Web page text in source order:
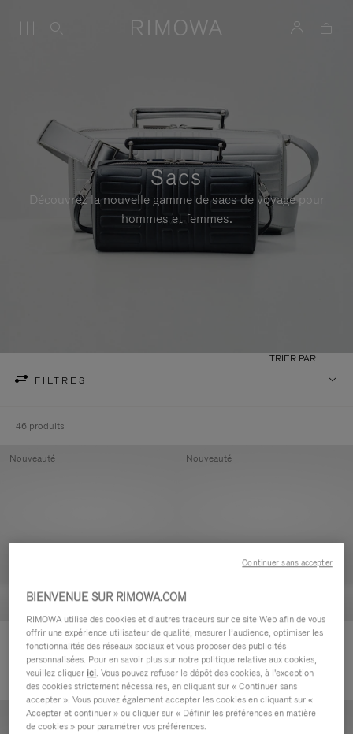
Sacs
Découvrez la nouvelle gamme de sacs de voyage pour
hommes et femmes.
FILTRES
TRIER PAR
46 produits
Groove - Cuir Pochette zippée
420,00 €
Nouveauté
Groove - Cuir Pochette zippée
420,00 €
Nouveauté
Nouveauté
BIENVENUE SUR RIMOWA.COM
RIMOWA utilise des cookies et d’autres traceurs sur ce site Web afin de vous
offrir une expérience utilisateur de qualité, mesurer l’audience, optimiser les
fonctionnalités des réseaux sociaux et vous proposer des publicités
personnalisées. Pour en savoir plus sur notre politique relative aux cookies,
veuillez cliquer ici. Vous pouvez refuser le dépôt des cookies, à l'exception
des cookies strictement nécessaires, en cliquant sur « Continuer sans
accepter ». Vous pouvez également accepter les cookies en cliquant sur «
Accepter et continuer » ou cliquer sur « Définir les préférences en matière
de cookies » pour paramétrer vos préférences.
Continuer sans accepter